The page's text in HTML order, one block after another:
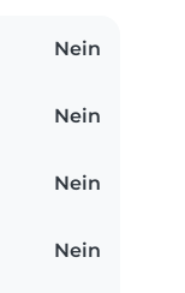
Nein
Nein
Nein
Nein